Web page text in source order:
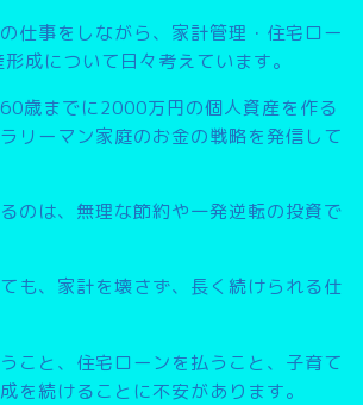
仕事をしながら、家計管理・住宅ロー
成について日々考えています。
60歳までに2000万円の個人資産を作る
リーマン家庭のお金の戦略を発信して
のは、無理な節約や一発逆転の投資で
も、家計を壊さず、長く続けられる仕
こと、住宅ローンを払うこと、子育て
を続けることに不安があります。